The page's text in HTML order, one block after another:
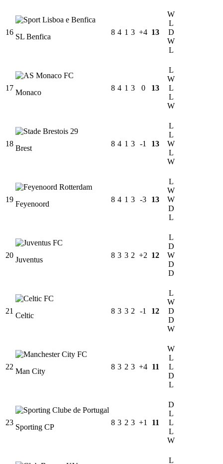
16
SL Benfica
8 4 1 3 +4 13
W
L
D
W
L
17
Monaco
8 4 1 3 0 13
L
W
L
L
W
18
Brest
8 4 1 3 -1 13
L
L
W
L
W
19
Feyenoord
8 4 1 3 -3 13
L
W
W
D
L
20
Juventus
8 3 3 2 +2 12
L
D
W
D
D
21
Celtic
8 3 3 2 -1 12
L
W
D
D
W
22
Man City
8 3 2 3 +4 11
W
L
L
D
L
23
Sporting CP
8 3 2 3 +1 11
D
L
L
L
W
L